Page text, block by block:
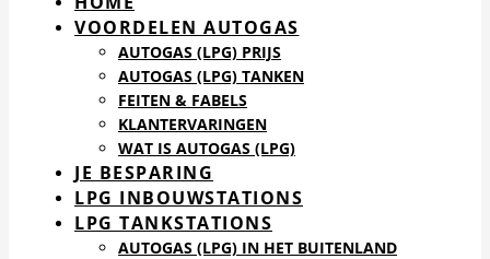
VOORDELEN AUTOGAS
AUTOGAS (LPG) PRIJS
AUTOGAS (LPG) TANKEN
FEITEN & FABELS
KLANTERVARINGEN
WAT IS AUTOGAS (LPG)
JE BESPARING
LPG INBOUWSTATIONS
LPG TANKSTATIONS
AUTOGAS (LPG) IN HET BUITENLAND